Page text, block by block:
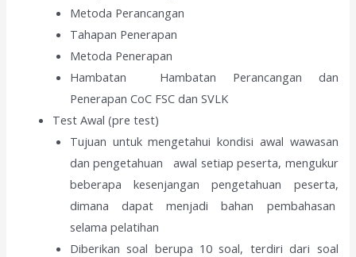
Metoda Perancangan
Tahapan Penerapan
Metoda Penerapan
Hambatan Hambatan Perancangan dan
Penerapan CoC FSC dan SVLK
Test Awal (pre test)
Tujuan untuk mengetahui kondisi awal wawasan
dan pengetahuan awal setiap peserta, mengukur
beberapa kesenjangan pengetahuan peserta,
dimana dapat menjadi bahan pembahasan
selama pelatihan
Diberikan soal berupa 10 soal, terdiri dari soal